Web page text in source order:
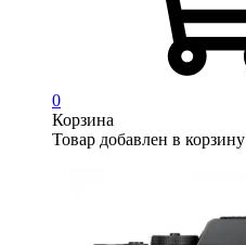
0
Корзина
Товар добавлен в корзину